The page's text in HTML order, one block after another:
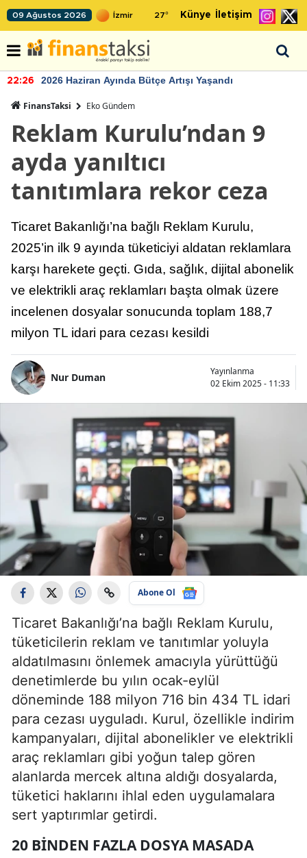
09 Ağustos 2026 27° Künye İletişim
22:26 2026 Haziran Ayında Bütçe Artışı Yaşandı
FinansTaksi Eko Gündem
Reklam Kurulu’ndan 9
ayda yanıltıcı
tanıtımlara rekor ceza
Ticaret Bakanlığı’na bağlı Reklam Kurulu,
2025’in ilk 9 ayında tüketiciyi aldatan reklamlara
karşı harekete geçti. Gıda, sağlık, dijital abonelik
ve elektrikli araç reklamları başta olmak üzere
incelenen dosyalar sonucunda toplam 188,7
milyon TL idari para cezası kesildi
Nur Duman
Yayınlanma
02 Ekim 2025 - 11:33
Abone Ol
Ticaret Bakanlığı’na bağlı Reklam Kurulu,
tüketicilerin reklam ve tanıtımlar yoluyla
aldatılmasını önlemek amacıyla yürüttüğü
denetimlerde bu yılın ocak-eylül
döneminde 188 milyon 716 bin 434 TL idari
para cezası uyguladı. Kurul, özellikle indirim
kampanyaları, dijital abonelikler ve elektrikli
araç reklamları gibi yoğun talep gören
alanlarda mercek altına aldığı dosyalarda,
tüketici haklarını ihlal eden uygulamalara
sert yaptırımlar getirdi.
20 BINDEN FAZLA DOSYA MASADA